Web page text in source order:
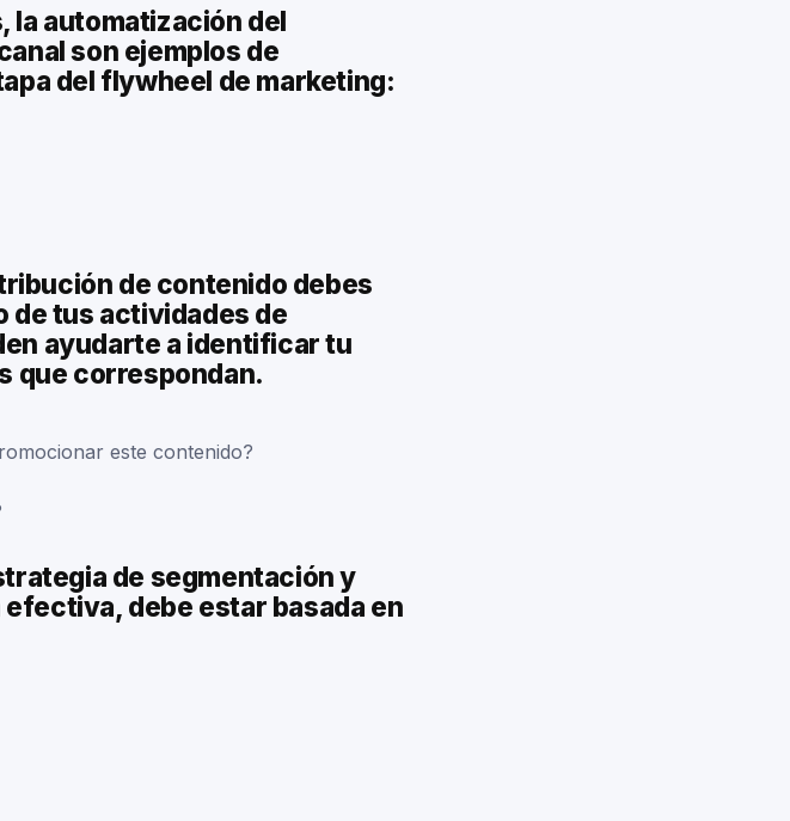
la automatización del
son ejemplos de
del flywheel de marketing:
de contenido debes
de tus actividades de
ayudarte a identificar tu
que correspondan.
este contenido?
de segmentación y
debe estar basada en